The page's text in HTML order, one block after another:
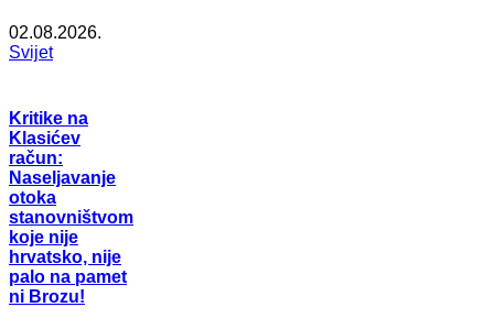
02.08.2026.
Svijet
Kritike na
Klasićev
račun:
Naseljavanje
otoka
stanovništvom
koje nije
hrvatsko, nije
palo na pamet
ni Brozu!